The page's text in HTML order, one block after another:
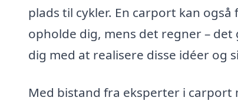
plads til cykler. En carport kan
opholde dig, mens det regner –
dig med at realisere disse idéer og
Med bistand fra eksperter i carport